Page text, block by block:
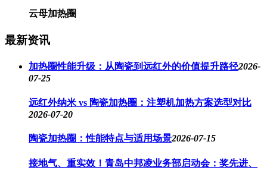
云母加热圈
最新资讯
加热圈性能升级：从陶瓷到远红外的价值提升路径2026-
07-25
远红外纳米 vs 陶瓷加热圈：注塑机加热方案选型对比
2026-07-20
陶瓷加热圈：性能特点与适用场景2026-07-15
接地气、重实效！青岛中邦凌业务部启动会：奖先进、